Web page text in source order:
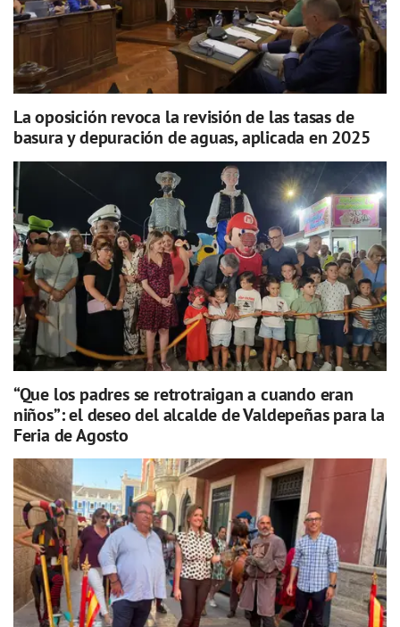
La oposición revoca la revisión de las tasas de
basura y depuración de aguas, aplicada en 2025
“Que los padres se retrotraigan a cuando eran
niños”: el deseo del alcalde de Valdepeñas para la
Feria de Agosto